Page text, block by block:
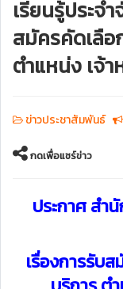
เรียนรู้ประจ
สมัครคัดเลือ
ตำแหน่ง เจ้
ข่าวประชาสัมพันธ์
กดเพื่อแชร์ข่าว
ประกาศ สำ
เรื่องการรับ